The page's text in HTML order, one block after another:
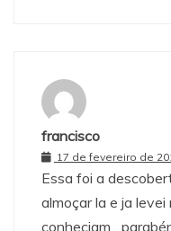
francisco
17 de fevereiro de
Essa foi a
almoçar la e ja